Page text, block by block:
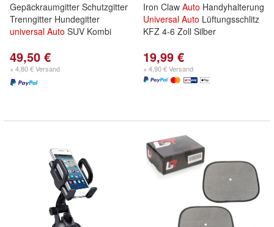
Gepäckraumgitter Schutzgitter
Trenngitter Hundegitter
universal Auto SUV Kombi
49,50 €
+ 4,80 € Versand
Iron Claw Auto Handyhalterung
Universal Auto Lüftungsschlitz
KFZ 4-6 Zoll Silber
19,99 €
+ 4,90 € Versand